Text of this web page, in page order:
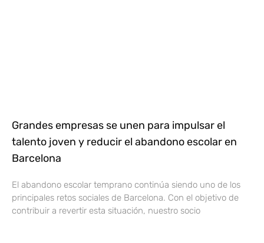
Grandes empresas se unen para impulsar el
talento joven y reducir el abandono escolar en
Barcelona
El abandono escolar temprano continúa siendo uno de los
principales retos sociales de Barcelona. Con el objetivo de
contribuir a revertir esta situación, nuestro socio